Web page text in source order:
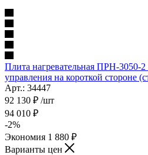
Плита нагревательная ПРН-3050-
управления на короткой стороне
Арт.: 34447
92 130 ₽ /шт
94 010 ₽
-2%
Экономия 1 880 ₽
Варианты цен